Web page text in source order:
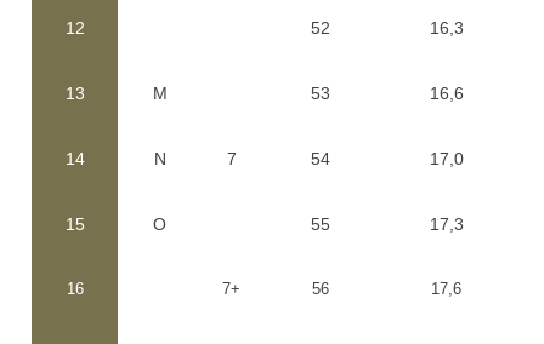
12 52 16,3
13 M 53 16,6
14 N 7 54 17,0
15 O 55 17,3
16 7+ 56 17,6